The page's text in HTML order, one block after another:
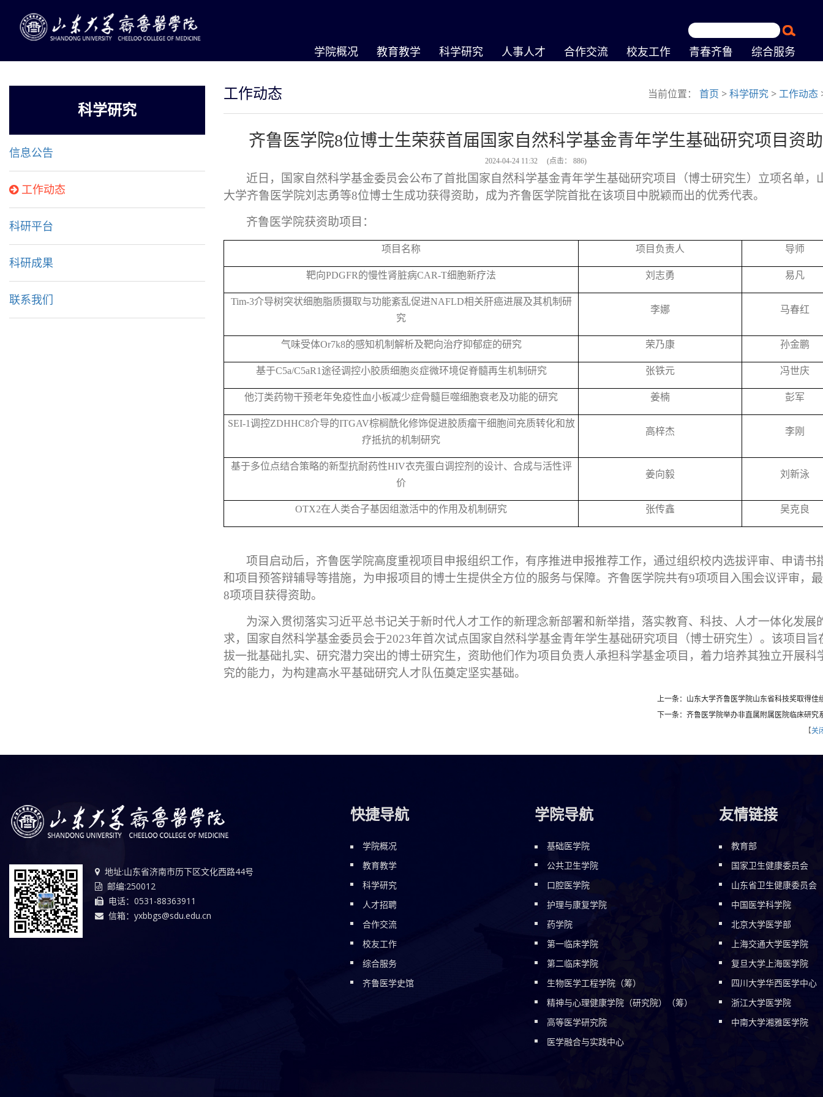
学院概况 教育教学 科学研究 人事人才 合作交流 校友工作 青春齐鲁 综合服务
科学研究
信息公告
工作动态
科研平台
科研成果
联系我们
工作动态 当前位置： 首页 >科学研究 >工作动态
齐鲁医学院8位博士生荣获首届国家自然科学基金青年学生基础研究项目资助
2024-04-24 11:32 (点击： 886)
近日，国家自然科学基金委员会公布了首批国家自然科学基金青年学生基础研究项目（博士研究生）立项名单，
大学齐鲁医学院刘志勇等8位博士生成功获得资助，成为齐鲁医学院首批在该项目中脱颖而出的优秀代表。
齐鲁医学院获资助项目：
项目名称 项目负责人 导师
靶向PDGFR的慢性肾脏病CAR-T细胞新疗法 刘志勇 易凡
Tim-3介导树突状细胞脂质摄取与功能紊乱促进NAFLD相关肝癌进展及其机制研
究
李娜 马春红
气味受体Or7k8的感知机制解析及靶向治疗抑郁症的研究 荣乃康 孙金鹏
基于C5a/C5aR1途径调控小胶质细胞炎症微环境促脊髓再生机制研究 张铁元 冯世庆
他汀类药物干预老年免疫性血小板减少症骨髓巨噬细胞衰老及功能的研究 姜楠 彭军
SEI-1调控ZDHHC8介导的ITGAV棕榈酰化修饰促进胶质瘤干细胞间充质转化和放
疗抵抗的机制研究
高梓杰 李刚
基于多位点结合策略的新型抗耐药性HIV衣壳蛋白调控剂的设计、合成与活性评
价
姜向毅 刘新泳
OTX2在人类合子基因组激活中的作用及机制研究 张传鑫 吴克良
项目启动后，齐鲁医学院高度重视项目申报组织工作，有序推进申报推荐工作，通过组织校内选拔评审、申请书
和项目预答辩辅导等措施，为申报项目的博士生提供全方位的服务与保障。齐鲁医学院共有9项项目入围会议评审，
8项项目获得资助。
为深入贯彻落实习近平总书记关于新时代人才工作的新理念新部署和新举措，落实教育、科技、人才一体化发展
求，国家自然科学基金委员会于2023年首次试点国家自然科学基金青年学生基础研究项目（博士研究生）。 该项目 旨
拔一批基础扎实、研究潜力突出的博士研究生，资助他们作为项目负责人承担科学基金项目，着力培养其独立开展科
究的能力，为构建高水平基础研究人才队伍奠定坚实基础。
上一条：山东大学齐鲁医学院山东省科技奖取得佳
下一条：齐鲁医学院举办非直属附属医院临床研究
【关
地址:山东省济南市历下区文化西路44号
邮编:250012
电话：0531-88363911
信箱：yxbbgs@sdu.edu.cn
快捷导航
学院概况
教育教学
科学研究
人才招聘
合作交流
校友工作
综合服务
齐鲁医学史馆
学院导航
基础医学院
公共卫生学院
口腔医学院
护理与康复学院
药学院
第一临床学院
第二临床学院
生物医学工程学院（筹）
精神与心理健康学院（研究院）（筹）
高等医学研究院
医学融合与实践中心
友情链接
教育部
国家卫生健康委员会
山东省卫生健康委员会
中国医学科学院
北京大学医学部
上海交通大学医学院
复旦大学上海医学院
四川大学华西医学中心
浙江大学医学院
中南大学湘雅医学院